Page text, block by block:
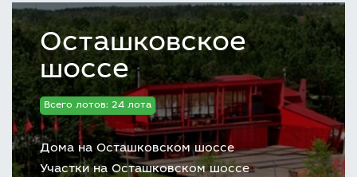
Осташковское
шоссе
Всего лотов: 24 лота
Дома на Осташковском шоссе
Участки на Осташковском шоссе